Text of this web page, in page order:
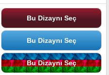
Bu Dizaynı Seç
Bu Dizaynı Seç
Bu Dizaynı Seç